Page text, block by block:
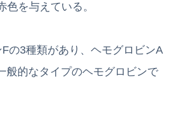
を与えている。
の3種類があり、ヘモグロビンA
般的なタイプのヘモグロビンで